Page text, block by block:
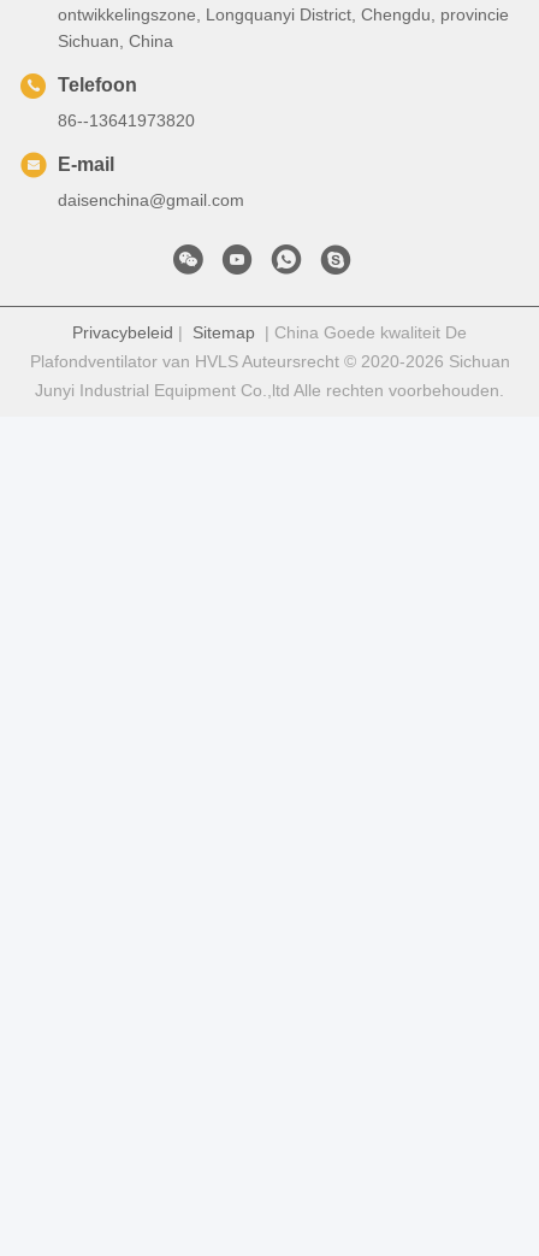
ontwikkelingszone, Longquanyi District, Chengdu, provincie
Sichuan, China
Telefoon
86--13641973820
E-mail
daisenchina@gmail.com
Privacybeleid | Sitemap | China Goede kwaliteit De
Plafondventilator van HVLS Auteursrecht © 2020-2026 Sichuan
Junyi Industrial Equipment Co.,ltd Alle rechten voorbehouden.